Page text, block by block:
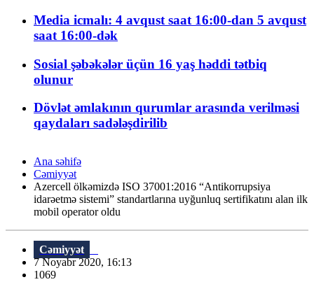
Media icmalı: 4 avqust saat 16:00-dan 5 avqust
saat 16:00-dək
Sosial şəbəkələr üçün 16 yaş həddi tətbiq
olunur
Dövlət əmlakının qurumlar arasında verilməsi
qaydaları sadələşdirilib
Ana səhifə
Cəmiyyət
Azercell ölkəmizdə ISO 37001:2016 “Antikorrupsiya
idarəetmə sistemi” standartlarına uyğunluq sertifikatını alan ilk
mobil operator oldu
Cəmiyyət
7 Noyabr 2020, 16:13
1069